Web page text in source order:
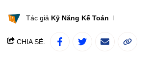
Tác giả Kỹ Năng Kế Toán
CHIA SẺ: